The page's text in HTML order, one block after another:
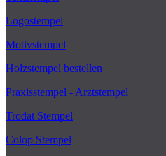
Logostempel
Motivstempel
Holzstempel bestellen
Praxisstempel - Arztstempel
Trodat Stempel
Colop Stempel